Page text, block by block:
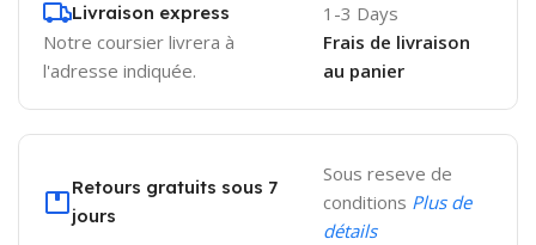
Livraison express
Notre coursier livrera à
l'adresse indiquée.
1-3 Days
Frais de livraison
au panier
Retours gratuits sous 7
jours
Sous reseve de
conditions Plus de
détails